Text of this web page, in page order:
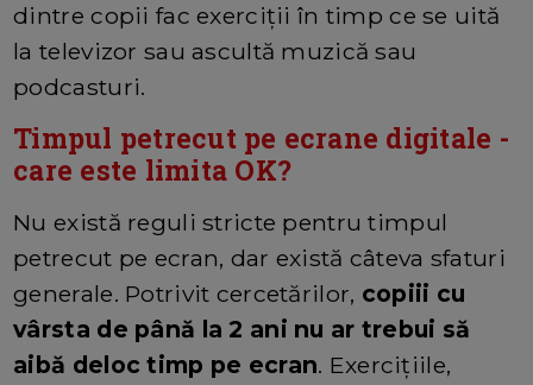
dintre copii fac exerciții în timp ce se uită
la televizor sau ascultă muzică sau
podcasturi.
Timpul petrecut pe ecrane digitale -
care este limita OK?
Nu există reguli stricte pentru timpul
petrecut pe ecran, dar există câteva sfaturi
generale. Potrivit cercetărilor, copiii cu
vârsta de până la 2 ani nu ar trebui să
aibă deloc timp pe ecran. Exercițiile,